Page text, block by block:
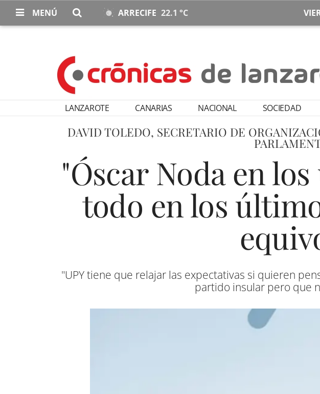
MENÚ ARRECIFE 22.1 °C
LANZAROTE CANARIAS NACIONAL SOCIEDAD
DAVID TOLEDO, SECRETARIO DE
"Óscar Noda en
todo en los
"UPY tiene que relajar las expectativas si quieren
partido insular pero que